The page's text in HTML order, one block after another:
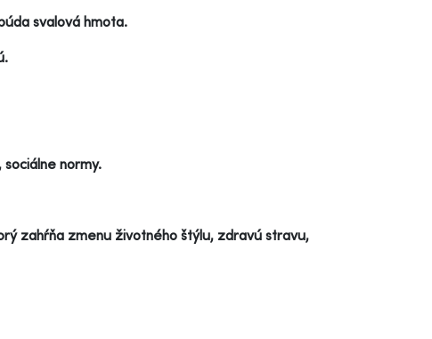
svalová hmota.
normy.
zahŕňa zmenu životného štýlu, zdravú stravu,